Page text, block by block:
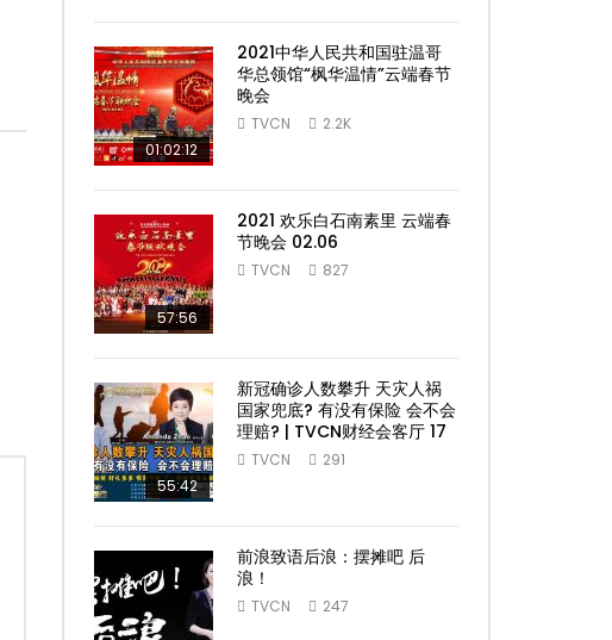
01:02:12
2021中华人民共和国驻温哥
华总领馆“枫华温情”云端春节
晚会
TVCN 2.2K
57:56
2021 欢乐白石南素里 云端春
节晚会 02.06
TVCN 827
55:42
新冠确诊人数攀升 天灾人祸
国家兜底? 有没有保险 会不会
理赔? | TVCN财经会客厅 17
TVCN 291
前浪致语后浪：摆摊吧 后
浪！
TVCN 247